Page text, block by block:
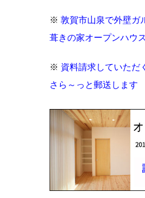
※ 敦賀市山泉で外壁ガ
葺きの家オープンハウス
※ 資料請求していただ
さら～っと郵送します